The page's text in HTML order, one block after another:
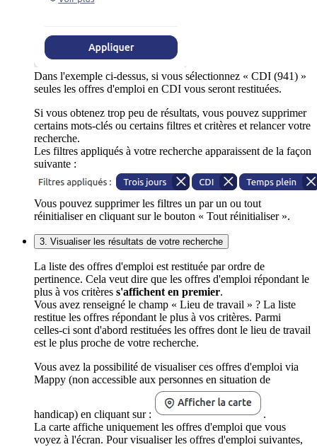
Dans l'exemple ci-dessus, si vous sélectionnez « CDI (941) »
seules les offres d'emploi en CDI vous seront restituées.
Si vous obtenez trop peu de résultats, vous pouvez supprimer
certains mots-clés ou certains filtres et critères et relancer votre
recherche.
Les filtres appliqués à votre recherche apparaissent de la façon
suivante :
Vous pouvez supprimer les filtres un par un ou tout
réinitialiser en cliquant sur le bouton « Tout réinitialiser ».
3. Visualiser les résultats de votre recherche
La liste des offres d'emploi est restituée par ordre de
pertinence. Cela veut dire que les offres d'emploi répondant le
plus à vos critères s'affichent en premier.
Vous avez renseigné le champ « Lieu de travail » ? La liste
restitue les offres répondant le plus à vos critères. Parmi
celles-ci sont d'abord restituées les offres dont le lieu de travail
est le plus proche de votre recherche.
Vous avez la possibilité de visualiser ces offres d'emploi via
Mappy (non accessible aux personnes en situation de
handicap) en cliquant sur :
.
La carte affiche uniquement les offres d'emploi que vous
voyez à l'écran. Pour visualiser les offres d'emploi suivantes,